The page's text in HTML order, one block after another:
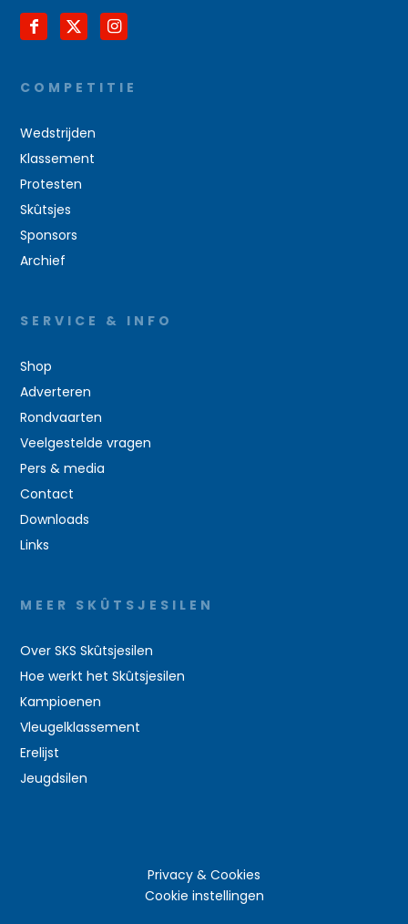
COMPETITIE
Wedstrijden
Klassement
Protesten
Skûtsjes
Sponsors
Archief
SERVICE & INFO
Shop
Adverteren
Rondvaarten
Veelgestelde vragen
Pers & media
Contact
Downloads
Links
MEER SKÛTSJESILEN
Over SKS Skûtsjesilen
Hoe werkt het Skûtsjesilen
Kampioenen
Vleugelklassement
Erelijst
Jeugdsilen
Privacy & Cookies
Cookie instellingen